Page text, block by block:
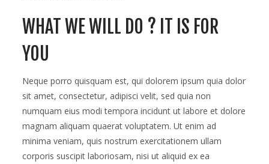
WHAT WE WILL DO ? IT IS FOR
YOU
Neque porro quisquam est, qui dolorem ipsum quia dolor
sit amet, consectetur, adipisci velit, sed quia non
numquam eius modi tempora incidunt ut labore et dolore
magnam aliquam quaerat voluptatem. Ut enim ad
minima veniam, quis nostrum exercitationem ullam
corporis suscipit laboriosam, nisi ut aliquid ex ea